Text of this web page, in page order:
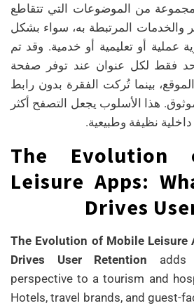
من الموضوعات التي تتقاطع
والخدمات المرتبطة به، سواء بشكل
عملية أو تعليمية أو خدمية. وقد تم
فقط لكل عنوان عند توفر صفحة
بينما تُركت الفقرة بدون رابط
هذا الأسلوب يجعل التصفح أكثر
نظيفة وطبيعية.
The Evolution
Leisure Apps:
Drives
The Evolution of Mobile Leisure
Drives User Retention adds
perspective to a tourism and
Hotels, travel brands, and guest-